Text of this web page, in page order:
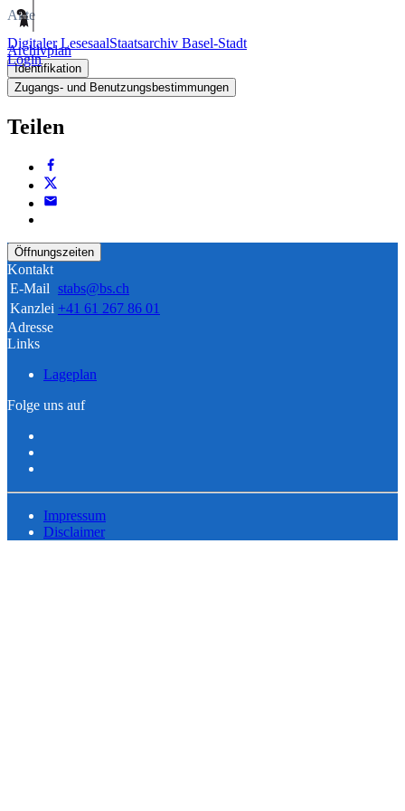
Digitaler LesesaalStaatsarchiv Basel-Stadt
Login
Akte
Archivplan
Identifikation
Zugangs- und Benutzungsbestimmungen
Teilen
Öffnungszeiten
Kontakt
E-Mail stabs@bs.ch
Kanzlei +41 61 267 86 01
Adresse
Links
Lageplan
Folge uns auf
Impressum
Disclaimer